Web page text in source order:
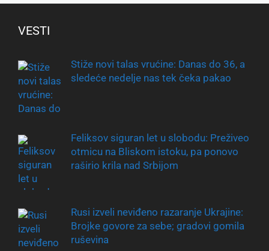
VESTI
Stiže novi talas vrućine: Danas do 36, a
sledeće nedelje nas tek čeka pakao
Feliksov siguran let u slobodu: Preživeo
otmicu na Bliskom istoku, pa ponovo
raširio krila nad Srbijom
Rusi izveli neviđeno razaranje Ukrajine:
Brojke govore za sebe; gradovi gomila
ruševina